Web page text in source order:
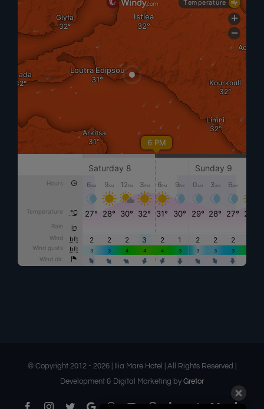
© Copyright 2012 - 2026 | Ilia Mare Hotel | All Rights Reserved |
Development & Digital Marketing by Gretor
FacebookInstagram
TwitterGoogleThreads YouTubePinterestLinkedInTelegramMedium